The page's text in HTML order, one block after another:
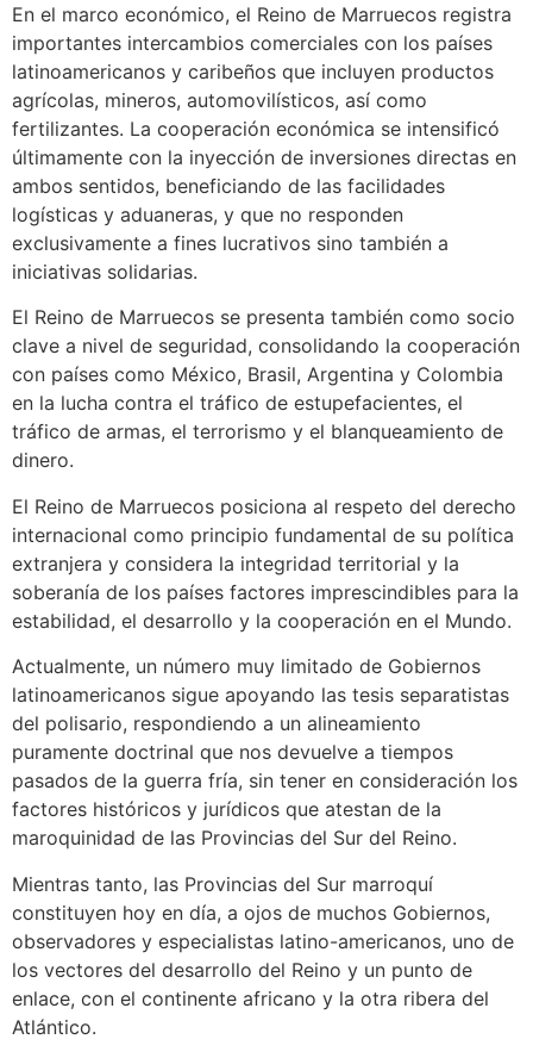
En el marco económico, el Reino de Marruecos registra
importantes intercambios comerciales con los países
latinoamericanos y caribeños que incluyen productos
agrícolas, mineros, automovilísticos, así como
fertilizantes. La cooperación económica se intensificó
últimamente con la inyección de inversiones directas en
ambos sentidos, beneficiando de las facilidades
logísticas y aduaneras, y que no responden
exclusivamente a fines lucrativos sino también a
iniciativas solidarias.
El Reino de Marruecos se presenta también como socio
clave a nivel de seguridad, consolidando la cooperación
con países como México, Brasil, Argentina y Colombia
en la lucha contra el tráfico de estupefacientes, el
tráfico de armas, el terrorismo y el blanqueamiento de
dinero.
El Reino de Marruecos posiciona al respeto del derecho
internacional como principio fundamental de su política
extranjera y considera la integridad territorial y la
soberanía de los países factores imprescindibles para la
estabilidad, el desarrollo y la cooperación en el Mundo.
Actualmente, un número muy limitado de Gobiernos
latinoamericanos sigue apoyando las tesis separatistas
del polisario, respondiendo a un alineamiento
puramente doctrinal que nos devuelve a tiempos
pasados de la guerra fría, sin tener en consideración los
factores históricos y jurídicos que atestan de la
maroquinidad de las Provincias del Sur del Reino.
Mientras tanto, las Provincias del Sur marroquí
constituyen hoy en día, a ojos de muchos Gobiernos,
observadores y especialistas latino-americanos, uno de
los vectores del desarrollo del Reino y un punto de
enlace, con el continente africano y la otra ribera del
Atlántico.